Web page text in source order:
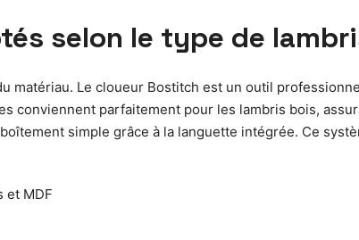
selon le type de
matériau. Le cloueur Bostitch est un outil
conviennent parfaitement pour les lambris bois,
simple grâce à la languette intégrée. Ce
et MDF